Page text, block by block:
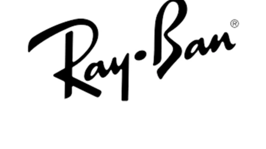
Enfant Femme Homme